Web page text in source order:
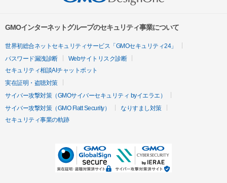
GMOインターネットグループのセキュリティ事業について
世界初総合ネットセキュリティサービス「GMOセキュリティ24」
パスワード漏洩診断
Webサイトリスク診断
セキュリティ相談AIチャットボット
実在証明・盗聴対策
サイバー攻撃対策（GMOサイバーセキュリティ byイエラエ）
サイバー攻撃対策（GMO Flatt Security）
なりすまし対策
セキュリティ事業の軌跡